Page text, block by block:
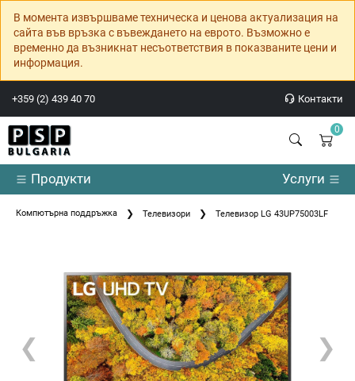
В момента извършваме техническа и ценова актуализация на
сайта във връзка с въвеждането на еврото. Възможно е
временно да възникнат несъответствия в показваните цени и
информация.
+359 (2) 439 40 70 Контакти
0
Продукти Услуги
Компютърна поддръжка Телевизори Телевизор LG 43UP75003LF
❮ ❯